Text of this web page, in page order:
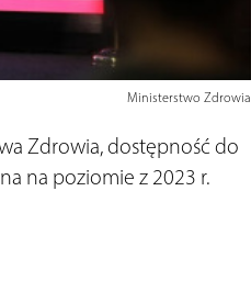
Ministerstwo Zdrowia
Zdrowia, dostępność do
na poziomie z 2023 r.